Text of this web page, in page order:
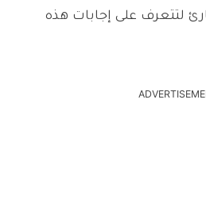
لتتعرف على إجابات هذه